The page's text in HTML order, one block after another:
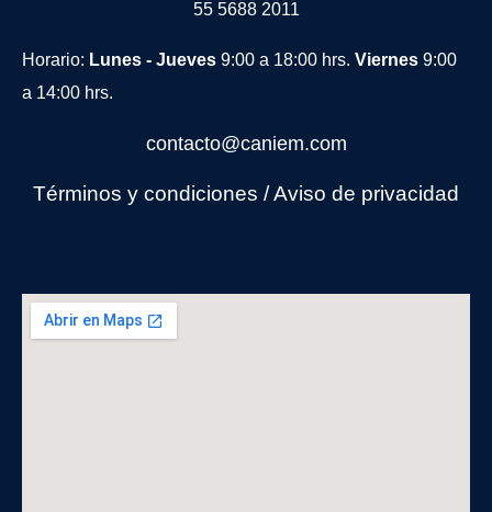
55 5688 2011
Horario: Lunes - Jueves 9:00 a 18:00 hrs. Viernes 9:00
a 14:00 hrs.
contacto@caniem.com
Términos y condiciones /Aviso de privacidad